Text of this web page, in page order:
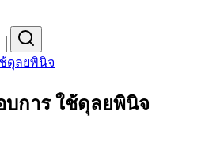
ดุลยพินิจ
บการ ใช้ดุลยพินิจ